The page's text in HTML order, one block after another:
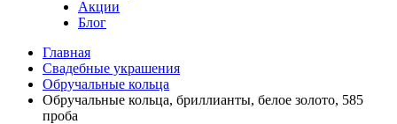
Акции
Блог
Главная
Свадебные украшения
Обручальные кольца
Обручальные кольца, бриллианты, белое золото, 585
проба